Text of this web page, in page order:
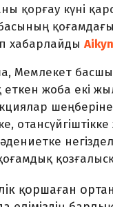
қорғау күні
хабарлайды
Мемлекет
жоба екі
қоршаған